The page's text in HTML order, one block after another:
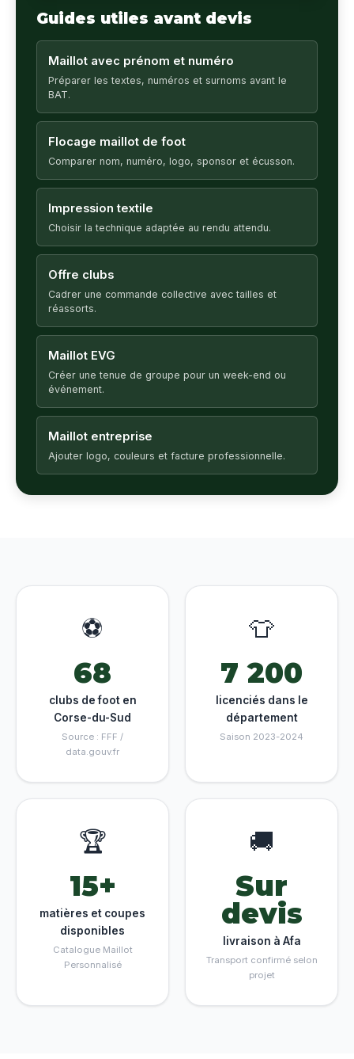
Guides utiles avant devis
Maillot avec prénom et numéro
Préparer les textes, numéros et surnoms avant le
BAT.
Flocage maillot de foot
Comparer nom, numéro, logo, sponsor et écusson.
Impression textile
Choisir la technique adaptée au rendu attendu.
Offre clubs
Cadrer une commande collective avec tailles et
réassorts.
Maillot EVG
Créer une tenue de groupe pour un week-end ou
événement.
Maillot entreprise
Ajouter logo, couleurs et facture professionnelle.
⚽
68
clubs de foot en
Corse-du-Sud
Source : FFF /
data.gouv.fr
👕
7 200
licenciés dans le
département
Saison 2023-2024
🏆
15+
matières et coupes
disponibles
Catalogue Maillot
Personnalisé
🚚
Sur
devis
livraison à Afa
Transport confirmé selon
projet